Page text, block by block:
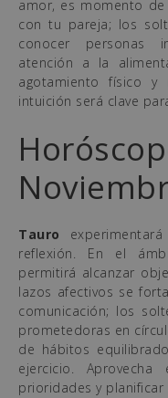
amor, es momento
con tu pareja; los
conocer personas
atención a la
agotamiento físico
intuición será clave
Tauro
reflexión. En el
permitirá alcanzar
lazos afectivos se
comunicación; los
prometedoras en
de hábitos
ejercicio.
prioridades y planificar